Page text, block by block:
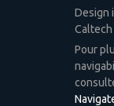
Design
Pour